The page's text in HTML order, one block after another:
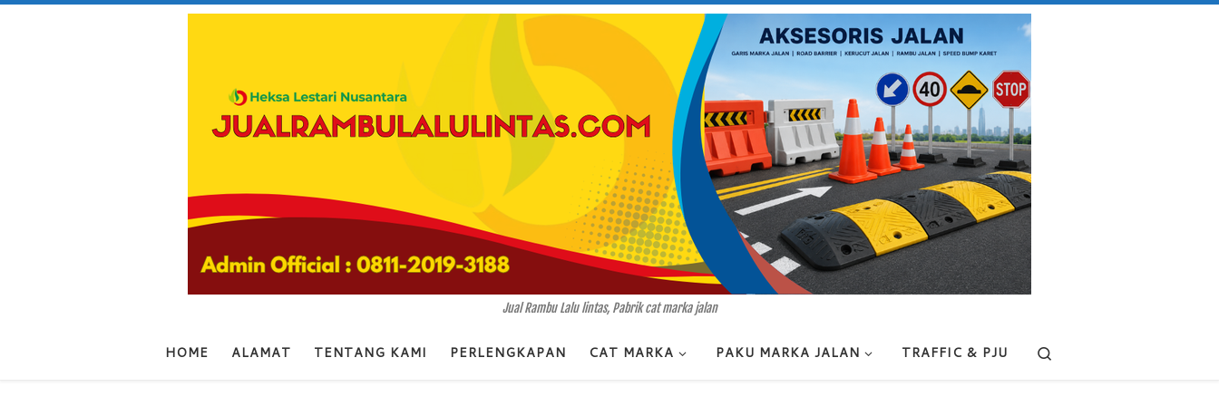
Jual Rambu Lalu lintas, Pabrik cat marka jalan
HOME ALAMAT TENTANG KAMI PERLENGKAPAN CAT MARKA PAKU MARKA JALAN TRAFFIC & PJU